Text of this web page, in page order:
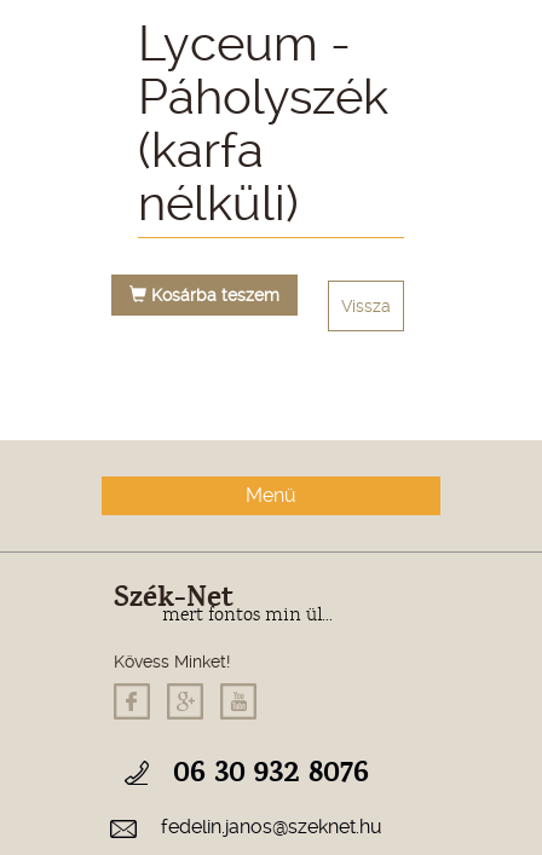
Lyceum -
Páholyszék
(karfa
nélküli)
Kosárba teszem
Vissza
Menü
Szék-Net
mert fontos min ül...
Kövess Minket!
06 30 932 8076
fedelin.janos@szeknet.hu